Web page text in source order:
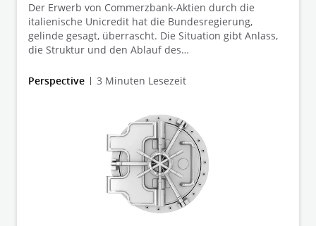
Der Erwerb von Commerzbank-Aktien durch die
italienische Unicredit hat die Bundesregierung,
gelinde gesagt, überrascht. Die Situation gibt Anlass,
die Struktur und den Ablauf des
Inhaberkontrollverfahrens beim Erwerb von
Perspective 3 Minuten Lesezeit